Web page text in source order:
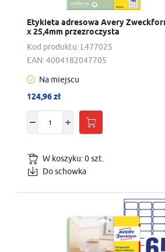
Kod produktu: L477025
Etykieta adresowa Avery
x 25,4mm przezroczysta
EAN:4004182047705
Na miejscu
124,96 zł
W koszyku:0szt.
Do schowka